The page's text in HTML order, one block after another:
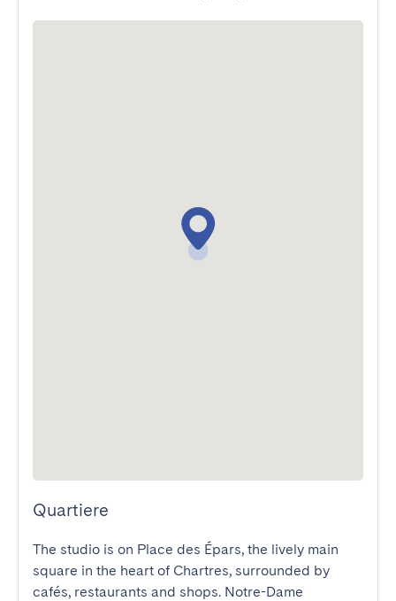
Quartiere
The studio is on Place des Épars, the lively main
square in the heart of Chartres, surrounded by
cafés, restaurants and shops. Notre-Dame